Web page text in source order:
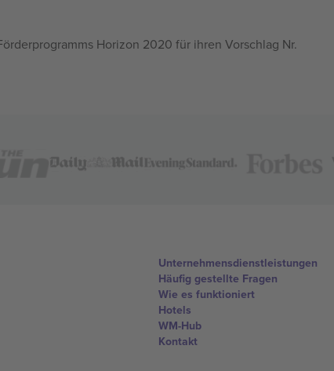
Horizon 2020 für ihren Vorschlag Nr.
Unternehmensdienstleistungen
Häufig gestellte Fragen
Wie es funktioniert
Hotels
WM-Hub
Kontakt